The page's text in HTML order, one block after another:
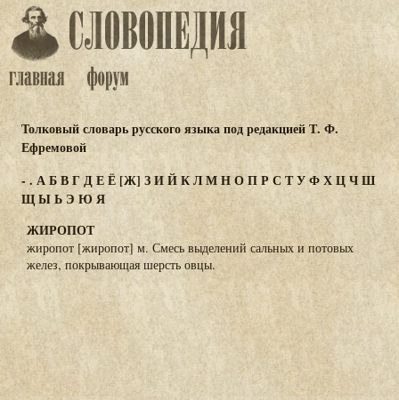
Толковый словарь русского языка под редакцией Т. Ф.
Ефремовой
- . АБВГДЕЁ [Ж] ЗИЙКЛМНОПРС ТУФХЦЧШ
ЩЫЬЭ ЮЯ
ЖИРОПОТ
жиропот [жиропот] м. Смесь выделений сальных и потовых
желез, покрывающая шерсть овцы.